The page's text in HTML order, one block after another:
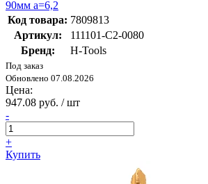
90мм a=6,2
Код товара: 7809813
Артикул:
111101-C2-0080
Бренд:
H-Tools
Под заказ
Обновлено 07.08.2026
Цена:
947.08 руб. / шт
-
+
Купить